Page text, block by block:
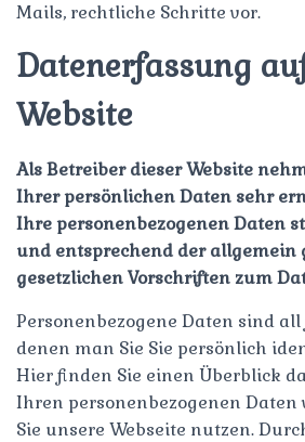
Mails, rechtliche Schritte vor.
Datenerfassung
Website
Als Betreiber dieser Website
Ihrer persönlichen Daten sehr
Ihre personenbezogenen Daten
und entsprechend der allgemein
gesetzlichen Vorschriften zum
Personenbezogene Daten sind
denen man Sie Sie persönlich
Hier finden Sie einen Überblick
Ihren personenbezogenen Daten
Sie unsere Webseite nutzen.